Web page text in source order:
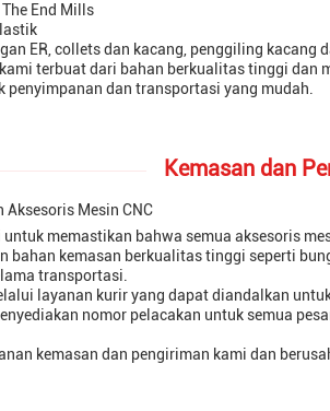
End Mills
ER, collets dan kacang, penggiling
terbuat dari bahan berkualitas tinggi
dan transportasi yang mudah.
Kemasan dan
Aksesoris Mesin CNC
memastikan bahwa semua aksesoris
bahan kemasan berkualitas tinggi seperti
transportasi.
layanan kurir yang dapat diandalkan
nomor pelacakan untuk semua
kemasan dan pengiriman kami dan